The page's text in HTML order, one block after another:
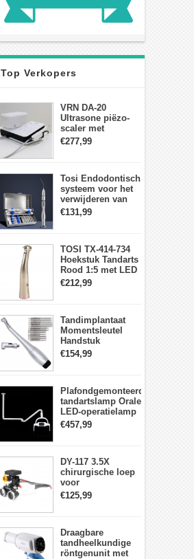
Top Verkopers
VRN DA-20
Ultrasone piëzo-
scaler met
waterfles Fit EMS
draadloos
€277,99
Tosi Endodontisch
systeem voor het
verwijderen van
gebroken vijlen
wortelkanaalvijlextractorkit
€131,99
TOSI TX-414-734
Hoekstuk Tandarts
Rood 1:5 met LED
Licht Mini hoofd
€212,99
Tandimplantaat
Momentsleutel
Handstuk
Universele met 12
Schroevendraaiers
€154,99
Plafondgemonteerde
tandartslamp Orale
LED-operatielamp
Examenschaduwloze
6 LED-lens met
€457,99
DY-117 3.5X
chirurgische loep
voor
tandheelkunde +
DY-010 draadloze
€125,99
Draagbare
tandheelkundige
röntgenunit met